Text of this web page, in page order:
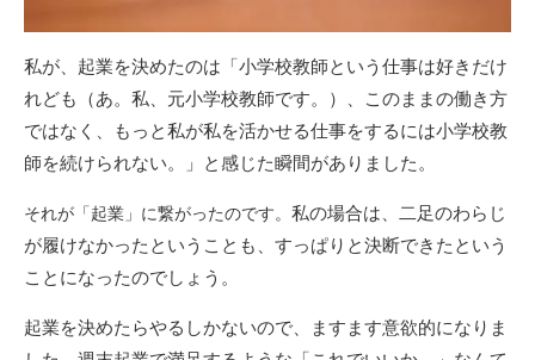
私が、起業を決めたのは「小学校教師という仕事は好きだけ
れども（あ。私、元小学校教師です。）、このままの働き方
ではなく、もっと私が私を活かせる仕事をするには小学校教
師を続けられない。」と感じた瞬間がありました。
それが「起業」に繋がったのです。 私の場合は、二足のわらじ
が履けなかったということも、すっぱりと決断できたという
ことになったのでしょう。
起業を決めたらやるしかないので、ますます意欲的になりま